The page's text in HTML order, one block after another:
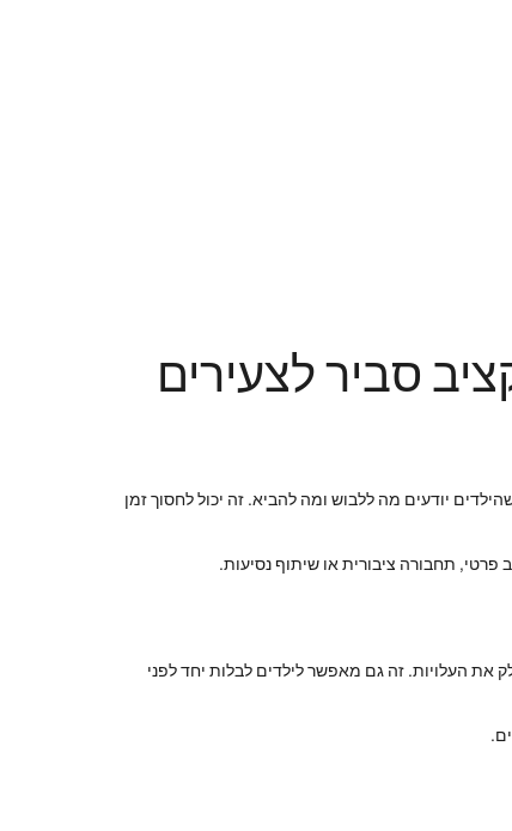
יודעים מה ללבוש ומה להביא. זה יכול לחסוך זמן
תחבורה ציבורית או שיתוף נסיעות.
את העלויות. זה גם מאפשר לילדים לבלות יחד לפני